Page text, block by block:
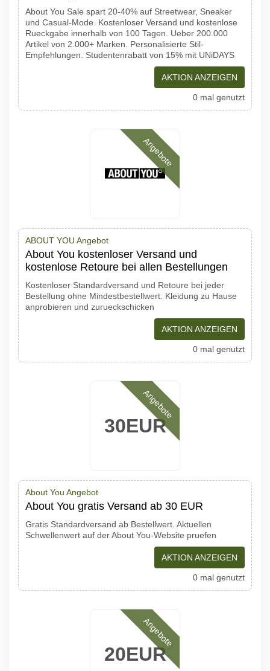
About You Sale spart 20-40% auf Streetwear, Sneaker
und Casual-Mode. Kostenloser Versand und kostenlose
Rueckgabe innerhalb von 100 Tagen. Ueber 200.000
Artikel von 2.000+ Marken. Personalisierte Stil-
Empfehlungen. Studentenrabatt von 15% mit UNiDAYS
AKTION ANZEIGEN
0 mal genutzt
Angebote
ABOUT YOU Angebot
About You kostenloser Versand und
kostenlose Retoure bei allen Bestellungen
Kostenloser Standardversand und Retoure bei jeder
Bestellung ohne Mindestbestellwert. Kleidung zu Hause
anprobieren und zurueckschicken
AKTION ANZEIGEN
0 mal genutzt
30EUR
Angebote
About You Angebot
About You gratis Versand ab 30 EUR
Gratis Standardversand ab Bestellwert. Aktuellen
Schwellenwert auf der About You-Website pruefen
AKTION ANZEIGEN
0 mal genutzt
20EUR
Angebote